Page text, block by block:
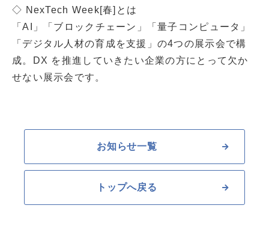
◇ NexTech Week[春]とは
「AI」「ブロックチェーン」「量子コンピュータ」
「デジタル人材の育成を支援」の4つの展示会で構
成。DX を推進していきたい企業の方にとって欠か
せない展示会です。
お知らせ一覧
トップへ戻る